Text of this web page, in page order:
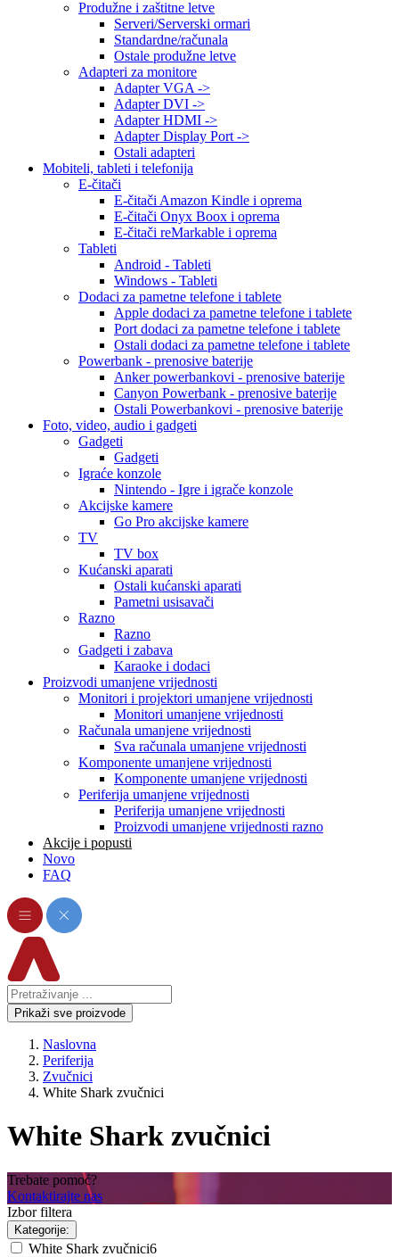
Produžne i zaštitne letve
Serveri/Serverski ormari
Standardne/računala
Ostale produžne letve
Adapteri za monitore
Adapter VGA ->
Adapter DVI ->
Adapter HDMI ->
Adapter Display Port ->
Ostali adapteri
Mobiteli, tableti i telefonija
E-čitači
E-čitači Amazon Kindle i oprema
E-čitači Onyx Boox i oprema
E-čitači reMarkable i oprema
Tableti
Android - Tableti
Windows - Tableti
Dodaci za pametne telefone i tablete
Apple dodaci za pametne telefone i tablete
Port dodaci za pametne telefone i tablete
Ostali dodaci za pametne telefone i tablete
Powerbank - prenosive baterije
Anker powerbankovi - prenosive baterije
Canyon Powerbank - prenosive baterije
Ostali Powerbankovi - prenosive baterije
Foto, video, audio i gadgeti
Gadgeti
Gadgeti
Igraće konzole
Nintendo - Igre i igrače konzole
Akcijske kamere
Go Pro akcijske kamere
TV
TV box
Kućanski aparati
Ostali kućanski aparati
Pametni usisavači
Razno
Razno
Gadgeti i zabava
Karaoke i dodaci
Proizvodi umanjene vrijednosti
Monitori i projektori umanjene vrijednosti
Monitori umanjene vrijednosti
Računala umanjene vrijednosti
Sva računala umanjene vrijednosti
Komponente umanjene vrijednosti
Komponente umanjene vrijednosti
Periferija umanjene vrijednosti
Periferija umanjene vrijednosti
Proizvodi umanjene vrijednosti razno
Akcije i popusti
Novo
FAQ
Prikaži sve proizvode
Naslovna
Periferija
Zvučnici
White Shark zvučnici
White Shark zvučnici
Trebate pomoć?
Kontaktirajte nas
Izbor filtera
Kategorije:
White Shark zvučnici6